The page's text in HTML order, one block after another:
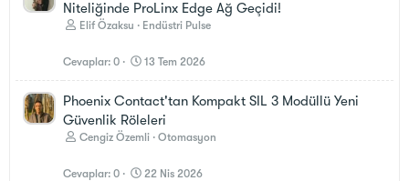
Niteliğinde ProLinx Edge Ağ Geçidi!
Elif Özaksu Endüstri Pulse
Cevaplar 0 13 Tem 2026
Phoenix Contact'tan Kompakt SIL 3 Modüllü Yeni
Güvenlik Röleleri
Cengiz Özemli Otomasyon
Cevaplar 0 22 Nis 2026